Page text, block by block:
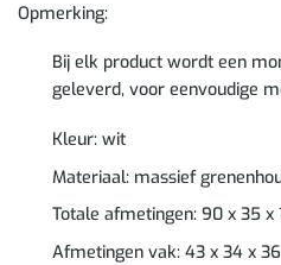
Opmerking:
Bij elk product wordt een
geleverd, voor eenvoudige
Kleur: wit
Materiaal: massief
Totale afmetingen: 90 x 35 x
Afmetingen vak: 43 x 34 x